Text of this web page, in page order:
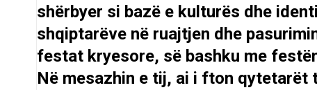
shërbyer si bazë e kulturës dhe
shqiptarëve në ruajtjen dhe
festat kryesore, së bashku me
Në mesazhin e tij, ai i fton